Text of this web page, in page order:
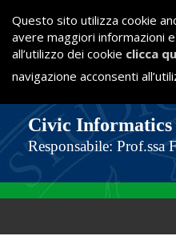
Questo sito utilizza cookie
avere maggiori informazioni
all’utilizzo dei cookie clicca
navigazione acconsenti
Civic
Responsabile: Prof.ssa